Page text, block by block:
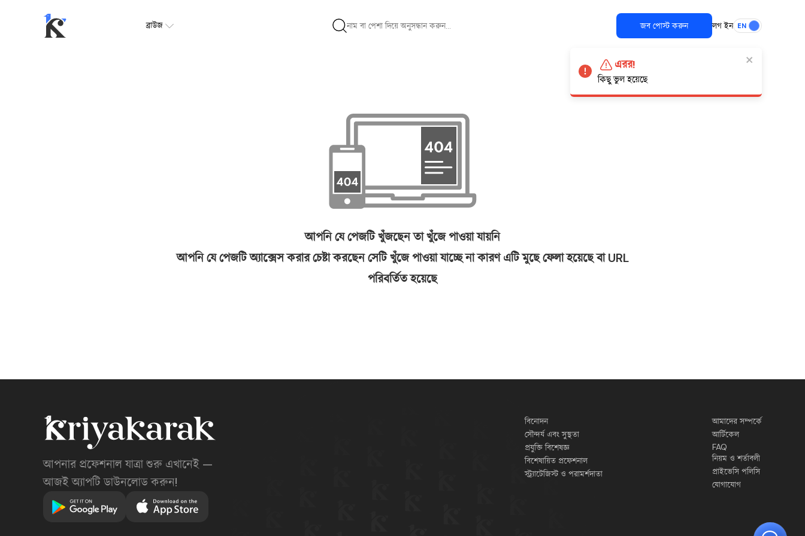
ব্রাউজ জব পোস্ট করুন লগ ইন EN
আপনি যে পেজটি খুঁজছেন তা খুঁজে পাওয়া যায়নি
আপনি যে পেজটি অ্যাক্সেস করার চেষ্টা করছেন সেটি খুঁজে পাওয়া যাচ্ছে না কারণ এটি মুছে ফেলা হয়েছে বা URL
পরিবর্তিত হয়েছে
আপনার প্রফেশনাল যাত্রা শুরু এখানেই —
আজই অ্যাপটি ডাউনলোড করুন!
বিনোদন
সৌন্দর্য এবং সুস্থতা
প্রযুক্তি বিশেষজ্ঞ
বিশেষায়িত প্রফেশনাল
স্ট্র্যাটেজিস্ট ও পরামর্শদাতা
আমাদের সম্পর্কে
আর্টিকেল
FAQ
নিয়ম ও শর্তাবলী
প্রাইভেসি পলিসি
যোগাযোগ
এরর!
কিছু ভুল হয়েছে